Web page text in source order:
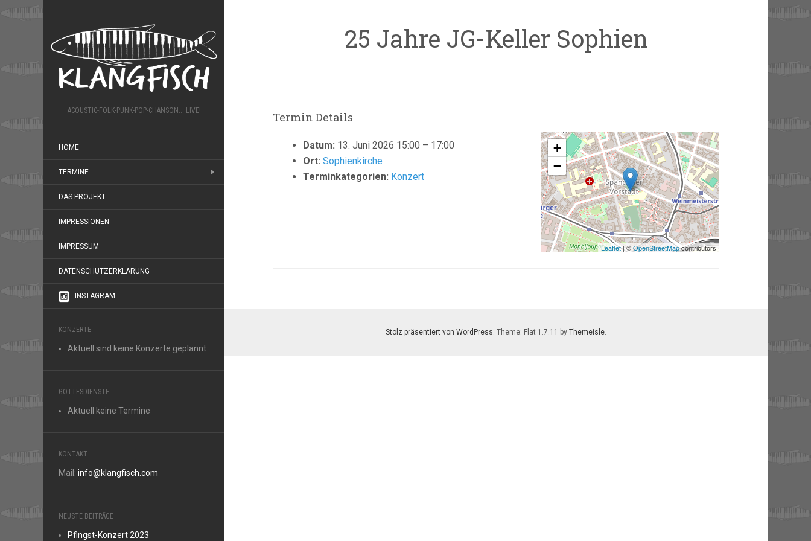
ACOUSTIC-FOLK-PUNK-POP-CHANSON... LIVE!
HOME
TERMINE
DAS PROJEKT
IMPRESSIONEN
IMPRESSUM
DATENSCHUTZERKLÄRUNG
INSTAGRAM
KONZERTE
Aktuell sind keine Konzerte geplannt
GOTTESDIENSTE
Aktuell keine Termine
KONTAKT
Mail: info@klangfisch.com
NEUSTE BEITRÄGE
Pfingst-Konzert 2023
25 Jahre JG-Keller Sophien
Termin Details
Datum: 13. Juni 2026 15:00 – 17:00
Ort: Sophienkirche
Terminkategorien: Konzert
+
−
Leaflet| ©OpenStreetMapcontributors
Stolz präsentiert von WordPress. Theme: Flat 1.7.11 by Themeisle.